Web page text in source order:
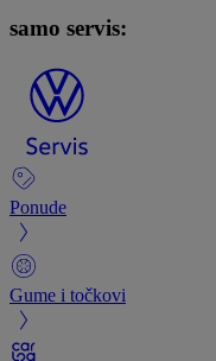
samo servis:
Ponude
Gume i točkovi